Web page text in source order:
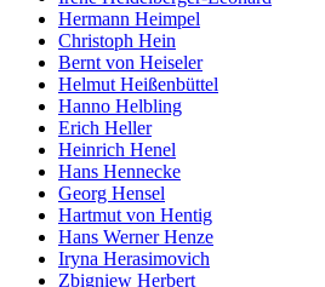
Hermann Heimpel
Christoph Hein
Bernt von Heiseler
Helmut Heißenbüttel
Hanno Helbling
Erich Heller
Heinrich Henel
Hans Hennecke
Georg Hensel
Hartmut von Hentig
Hans Werner Henze
Iryna Herasimovich
Zbigniew Herbert